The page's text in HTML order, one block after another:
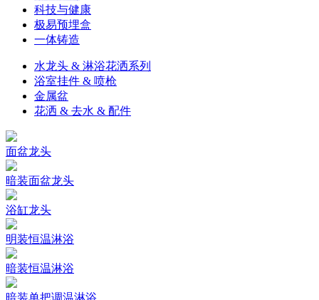
科技与健康
极易预埋盒
一体铸造
水龙头 & 淋浴花洒系列
浴室挂件 & 喷枪
金属盆
花洒 & 去水 & 配件
面盆龙头
暗装面盆龙头
浴缸龙头
明装恒温淋浴
暗装恒温淋浴
暗装单把调温淋浴